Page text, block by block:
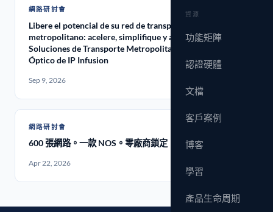
資源
功能矩陣
認證硬體
文檔
客戶案例
博客
學習
產品生命周期
網路研討會
Libere el potencial de su red de transporte
metropolitano: acelere, simplifique y ahorre con las
Soluciones de Transporte Metropolitano convergente IP/
Óptico de IP Infusion
Sep 9, 2026
網路研討會
600 張網路。一款 NOS。零廠商鎖定
Apr 22, 2026